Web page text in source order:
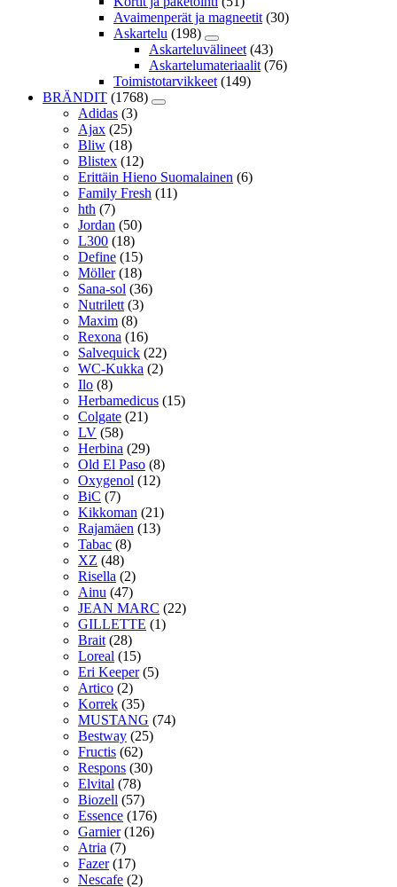
Avaimenperät ja magneetit (30)
Askartelu (198)
Askarteluvälineet (43)
Askartelumateriaalit (76)
Toimistotarvikkeet (149)
BRÄNDIT (1768)
Adidas (3)
Ajax (25)
Bliw (18)
Blistex (12)
Erittäin Hieno Suomalainen (6)
Family Fresh (11)
hth (7)
Jordan (50)
L300 (18)
Define (15)
Möller (18)
Sana-sol (36)
Nutrilett (3)
Maxim (8)
Rexona (16)
Salvequick (22)
WC-Kukka (2)
Ilo (8)
Herbamedicus (15)
Colgate (21)
LV (58)
Herbina (29)
Old El Paso (8)
Oxygenol (12)
BiC (7)
Kikkoman (21)
Rajamäen (13)
Tabac (8)
XZ (48)
Risella (2)
Ainu (47)
JEAN MARC (22)
GILLETTE (1)
Brait (28)
Loreal (15)
Eri Keeper (5)
Artico (2)
Korrek (35)
MUSTANG (74)
Bestway (25)
Fructis (62)
Respons (30)
Elvital (78)
Biozell (57)
Essence (176)
Garnier (126)
Atria (7)
Fazer (17)
Nescafe (2)